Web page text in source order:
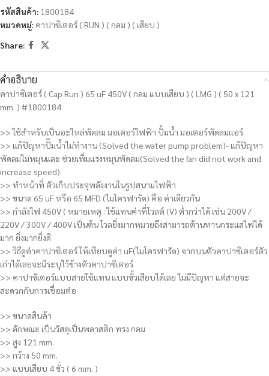
รหัสสินค้า: 1800184
หมวดหมู่: คาปาซิเตอร์ ( RUN ) ( กลม ) ( เสียบ )
Share:
คำอธิบาย
คาปาซิเตอร์ ( Cap Run ) 65 uF 450V ( กลม แบบเสียบ ) ( LMG ) ( 50 x 121
mm. ) #1800184
>> ใช้สำหรับเป็นอะไหล่พัดลม มอเตอร์ไฟฟ้า ปั้มน้ำ มอเตอร์พัดลมแอร์
>> แก้ปัญหาปั๊มน้ำไม่ทำงาน (Solved the water pump problem)- แก้ปัญหา
พัดลมไม่หมุนและ ช่วยเพิ่มแรงหมุนพัดลม(Solved the fan did not work and
increase speed)
>> ทำหน้าที่ ตัวเก็บประจุพลังงานในรูปสนามไฟฟ้า
>> ขนาด 65 uF หรือ 65 MFD (ไมโครฟารัด) คือ ค่าเดียวกัน
>> กำลังไฟ 450V ( หมายเหตุ : ใช้แทนค่าที่โวลต์ (V) ต่ำกว่าได้ เช่น 200V /
220V / 300V / 400V เป็นต้น โวลยิ่งมากหมายถึงสามารถต้านทานกระแสไฟได้
มาก ยิ่งมากยิ่งดี
>> วิธีดูค่าคาปาซิเตอร์ ให้เทียบดูค่า uF(ไมโครฟารัด) จากบนตัวคาปาซิเตอร์ตัว
เก่าได้เลยจะมีระบุไว้ข้างตัวคาปาซิเตอร์
>> คาปาซิเตอร์แบบสายใช้แทน แบบขั้วเสียบได้เลย ไม่มีปัญหา แต่สายจะ
สะดวกกับการเชื่อมต่อ
>> ขนาดสินค้า
>> ลักษณะ เป็นวัสดุเป็นพลาสติก ทรง กลม
>> สูง 121 mm.
>> กว้าง 50 mm.
>> แบบเสียบ 4 ขั่ว ( 6 mm. )